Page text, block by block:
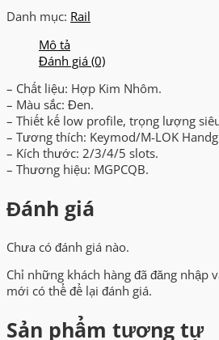
Danh mục: Rail
Mô tả
Đánh giá (0)
– Chất liệu: Hợp Kim Nhôm.
– Màu sắc: Đen.
– Thiết kế low profile, trọng lượng
– Tương thích: Keymod/M-LOK
– Kích thước: 2/3/4/5 slots.
– Thương hiệu: MGPCQB.
Đánh giá
Chưa có đánh giá nào.
Chỉ những khách hàng đã đăng nhập
mới có thể để lại đánh giá.
Sản phẩm tương tự